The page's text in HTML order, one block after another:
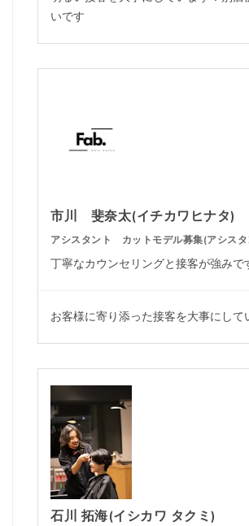
いです
市川 斐奈太(イチカワヒナタ)
アシスタント カットモデル募集(アシス
丁寧なカウンセリングと接客が強みで
お客様に寄り添った接客を大事にして
石川 拓海(イシカワ タクミ)